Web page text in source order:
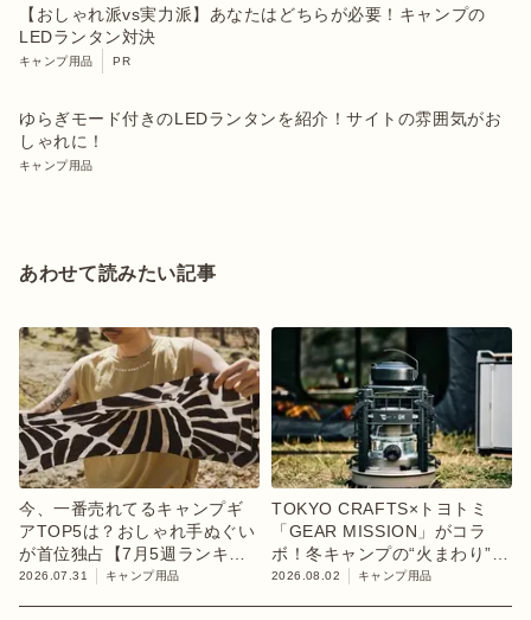
【おしゃれ派vs実力派】あなたはどちらが必要！キャンプの
LEDランタン対決
キャンプ用品 PR
ゆらぎモード付きのLEDランタンを紹介！サイトの雰囲気がお
しゃれに！
キャンプ用品
あわせて読みたい記事
今、一番売れてるキャンプギ
アTOP5は？おしゃれ手ぬぐい
が首位独占【7月5週ランキン
グ】
2026.07.31 キャンプ用品
TOKYO CRAFTS×トヨトミ
「GEAR MISSION」がコラ
ボ！冬キャンプの“火まわり”を
担う限定K3クッキングストー
2026.08.02 キャンプ用品